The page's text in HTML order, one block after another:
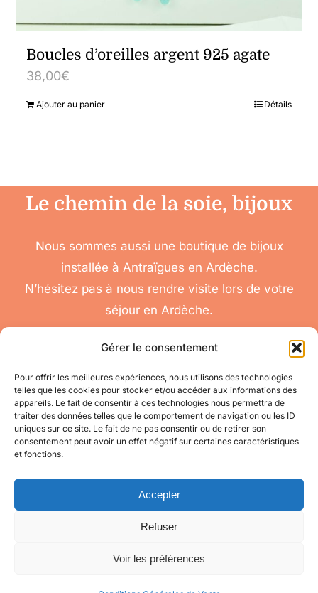
Gérer le consentement
Pour offrir les meilleures expériences, nous utilisons des technologies
telles que les cookies pour stocker et/ou accéder aux informations des
appareils. Le fait de consentir à ces technologies nous permettra de
traiter des données telles que le comportement de navigation ou les ID
uniques sur ce site. Le fait de ne pas consentir ou de retirer son
consentement peut avoir un effet négatif sur certaines caractéristiques
et fonctions.
Accepter
Refuser
Voir les préférences
Boucles d’oreilles argent 925 agate
38,00€
Ajouter au panier Détails
Le chemin de la soie, bijoux
Nous sommes aussi une boutique de bijoux
installée à Antraïgues en Ardèche.
N’hésitez pas à nous rendre visite lors de votre
séjour en Ardèche.
nous
contacter
pour toute question
Toggle
Navigation
Accéder à mon compte
Conditions
Générales de Vente